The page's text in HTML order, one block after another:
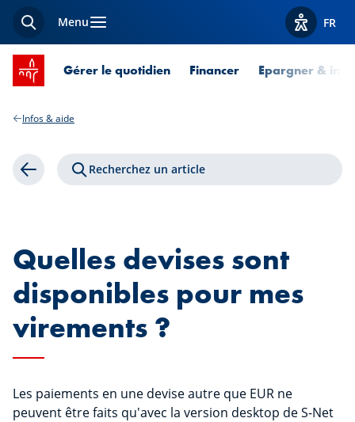
Recherche
Menu Afficher
FR
Accueil SPUERKEESS
Gérer le quotidien Financer Epargner &
Infos & aide
Retour Recherchez un article
Quelles devises sont
disponibles pour mes
virements ?
Les paiements en une devise autre que EUR ne
peuvent être faits qu'avec la version desktop de S-Net